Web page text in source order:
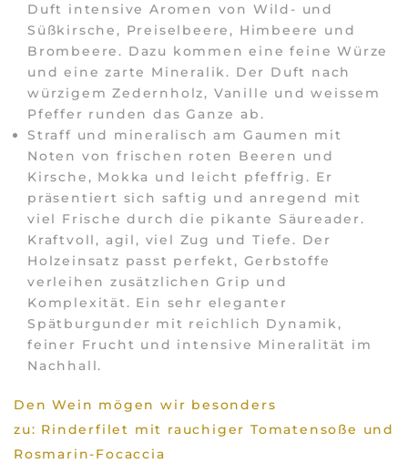
Duft intensive Aromen von Wild- und
Süßkirsche, Preiselbeere, Himbeere und
Brombeere. Dazu kommen eine feine Würze
und eine zarte Mineralik. Der Duft nach
würzigem Zedernholz, Vanille und weissem
Pfeffer runden das Ganze ab.
Straff und mineralisch am Gaumen mit
Noten von frischen roten Beeren und
Kirsche, Mokka und leicht pfeffrig. Er
präsentiert sich saftig und anregend mit
viel Frische durch die pikante Säureader.
Kraftvoll, agil, viel Zug und Tiefe. Der
Holzeinsatz passt perfekt, Gerbstoffe
verleihen zusätzlichen Grip und
Komplexität. Ein sehr eleganter
Spätburgunder mit reichlich Dynamik,
feiner Frucht und intensive Mineralität im
Nachhall.
Den Wein mögen wir besonders
zu: Rinderfilet mit rauchiger Tomatensoße und
Rosmarin-Focaccia